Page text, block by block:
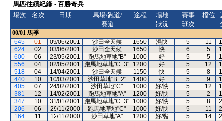
馬匹往績紀錄 - 百勝奇兵
場次
名次 日期
馬場/跑道/
賽道
途程
場地
狀況
賽事
班次
檔位
00/01 馬季
645
01 09/06/2001 沙田全天候 1650 濕快 5 11
624
02 03/06/2001 沙田全天候 1650 快 6 5
600
06 23/05/2001 跑馬地草地"B" 1000 好 5 5
556
04 02/05/2001 跑馬地草地"C+3" 1200 好 5 12
518
04 14/04/2001 沙田全天候 1150 快 5 8
440
10 10/03/2001 沙田草地"B+2" 1400 好 5 9
405
07 24/02/2001 沙田草地"C" 1000 好/快 5 12
381
12 14/02/2001 跑馬地草地"A" 1200 好/快 5 2
347
10 31/01/2001 跑馬地草地"C+3" 1000 好/快 5 8
206
06 29/11/2000 跑馬地草地"C" 1000 好/快 5 11
164
11 12/11/2000 沙田草地"A" 1200 好/黏 5 14